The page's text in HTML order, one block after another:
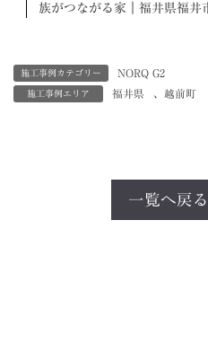
族がつながる家｜福井県福井
施工事例カテゴリー NORQ G2
施工事例エリア 福井県 、 越前町
一覧へ戻る